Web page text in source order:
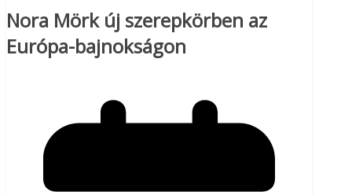
Nora Mörk új szerepkörben az
Európa-bajnokságon